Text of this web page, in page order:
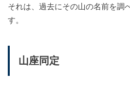
それは、過去にその山の名前を調
す。
山座同定